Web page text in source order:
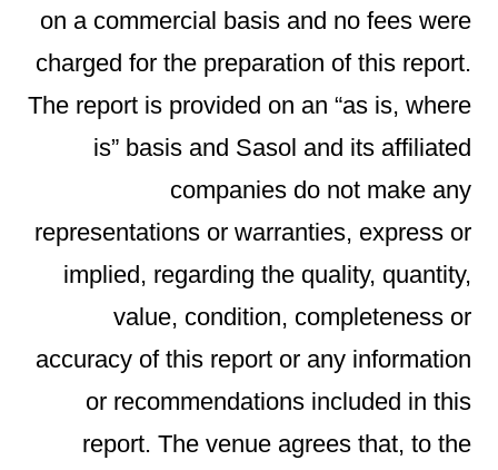
on a commercial basis and no fees were
charged for the preparation of this report.
The report is provided on an “as is, where
is” basis and Sasol and its affiliated
companies do not make any
representations or warranties, express or
implied, regarding the quality, quantity,
value, condition, completeness or
accuracy of this report or any information
or recommendations included in this
report. The venue agrees that, to the